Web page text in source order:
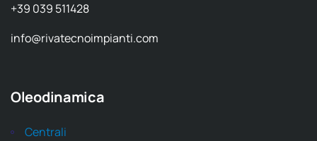
+39 039 511428
info@rivatecnoimpianti.com
Oleodinamica
Centrali